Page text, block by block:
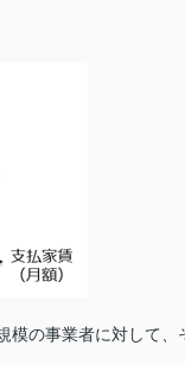
模の事業者に対して